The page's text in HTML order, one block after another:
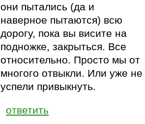
они пытались (да и
наверное пытаются) всю
дорогу, пока вы висите на
подножке, закрыться. Все
относительно. Просто мы от
многого отвыкли. Или уже не
успели привыкнуть.
ответить